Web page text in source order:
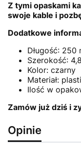
Z tymi opaskami
swoje kable i
Dodatkowe
Długość: 250
Szerokość:
Kolor: czarny
Materiał:
Ilość w
Zamów już dziś i
Opinie